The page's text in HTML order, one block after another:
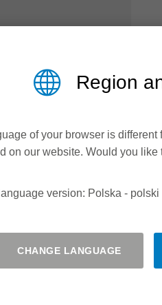
Region
of your browser is different
on our website. Would you
version: Polska - polski
CHANGE LANGUAGE